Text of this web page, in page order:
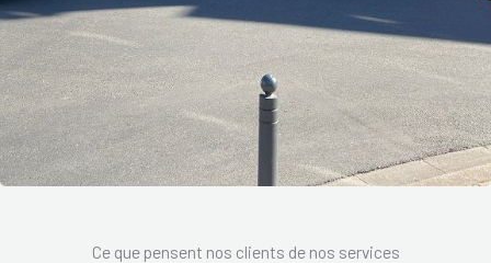
Ce que pensent nos clients de nos services